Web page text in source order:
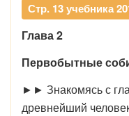
Стр. 13 учебника
Глава 2
Первобытные
►► Знакомясь с
древнейший